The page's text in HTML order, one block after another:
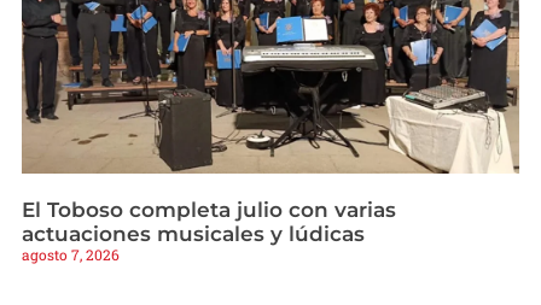
El Toboso completa julio con varias
actuaciones musicales y lúdicas
agosto 7, 2026